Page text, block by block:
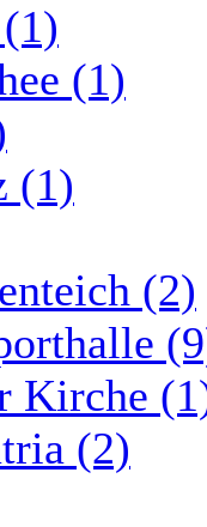
(1)
(1)
(2)
Kirche
(2)